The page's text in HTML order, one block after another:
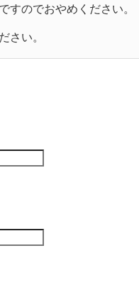
すのでおやめください。
さい。